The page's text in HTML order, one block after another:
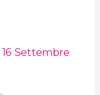
16 Settembre